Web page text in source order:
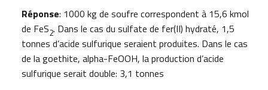
Réponse: 1000 kg de soufre correspondent à 15,6 kmol
de FeS2. Dans le cas du sulfate de fer(II) hydraté, 1,5
tonnes d’acide sulfurique seraient produites. Dans le cas
de la goethite, alpha-FeOOH, la production d’acide
sulfurique serait double: 3,1 tonnes